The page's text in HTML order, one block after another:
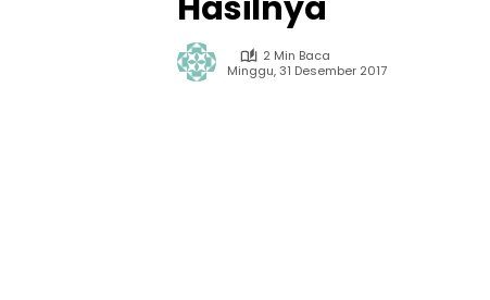
2 Min Baca
Minggu, 31 Desember 2017